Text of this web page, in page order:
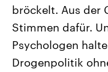
Landtagswahl
2026
Alle Informationen
Sachsen-Anhalt wählt
September 2026 einen
Landtag. Seit 2021 wird
Bundesland von einer
bröckelt. Aus der
Stimmen dafür.
Psychologen
Drogenpolitik